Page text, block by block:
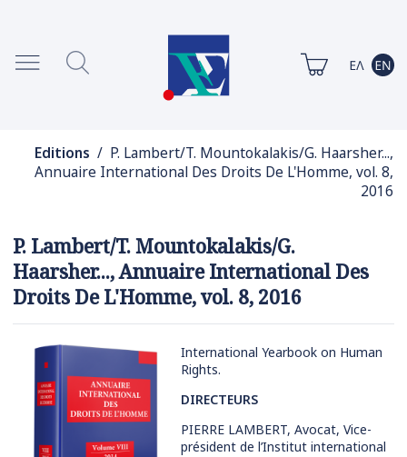
Editions / P. Lambert/T. Mountokalakis/G. Haarsher...,
Annuaire International Des Droits De L'Homme, vol. 8,
2016
P. Lambert/T. Mountokalakis/G.
Haarsher..., Annuaire International Des
Droits De L'Homme, vol. 8, 2016
International Yearbook on Human
Rights.
DIRECTEURS
PIERRE LAMBERT, Avocat, Vice-
président de l’Institut international